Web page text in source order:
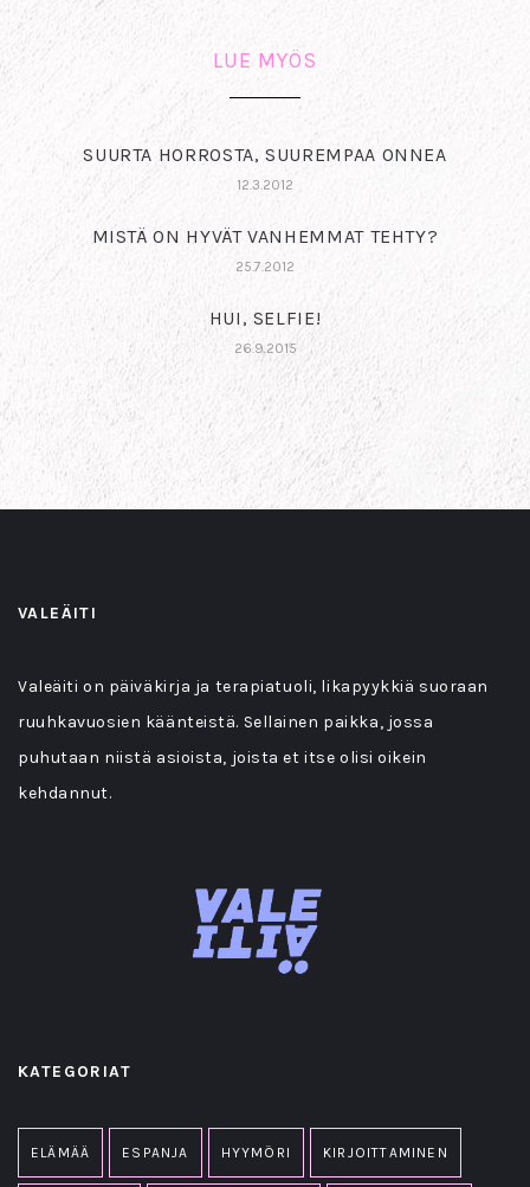
LUE MYÖS
SUURTA HORROSTA, SUUREMPAA ONNEA
12.3.2012
MISTÄ ON HYVÄT VANHEMMAT TEHTY?
25.7.2012
HUI, SELFIE!
26.9.2015
VALEÄITI
Valeäiti on päiväkirja ja terapiatuoli, likapyykkiä suoraan
ruuhkavuosien käänteistä. Sellainen paikka, jossa
puhutaan niistä asioista, joista et itse olisi oikein
kehdannut.
KATEGORIAT
ELÄMÄÄ ESPANJA HYYMÖRI KIRJOITTAMINEN